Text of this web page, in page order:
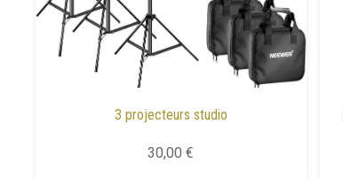
3 projecteurs studio
30,00 €